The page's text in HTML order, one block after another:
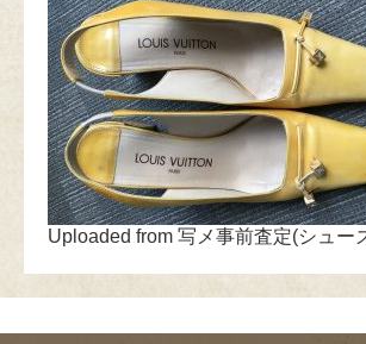
Uploaded from 写メ事前査定(シュー